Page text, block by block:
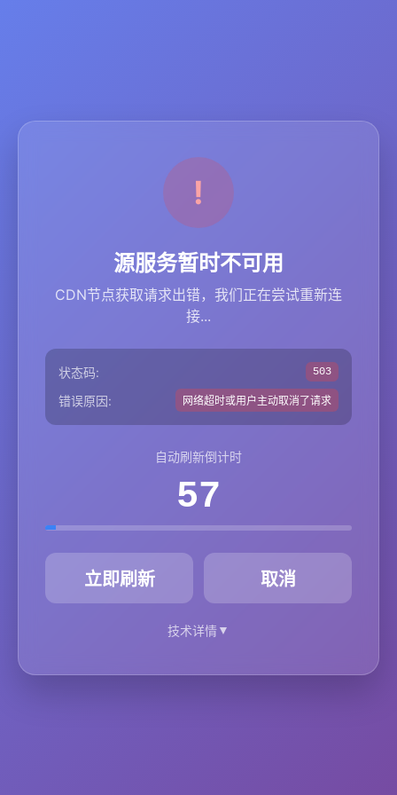
源服务暂时不可用
CDN节点获取请求出错，我们正在尝试重新连
接...
状态码: 503
错误原因: 网络超时或用户主动取消了请求
自动刷新倒计时
57
立即刷新 取消
技术详情▼